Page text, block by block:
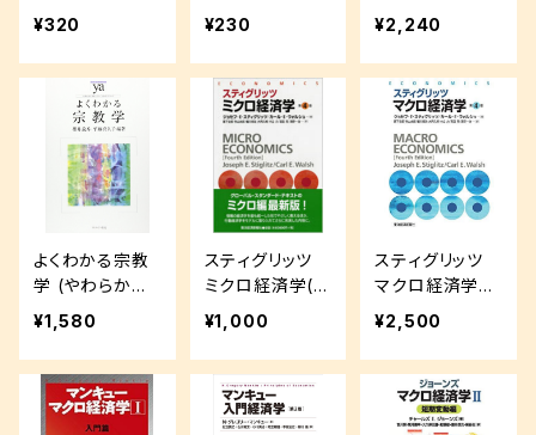
¥320
¥230
¥2,240
よくわかる宗教
学 (やわらかア
カデミズム・〈わ
かる〉シリーズ)
¥1,580
スティグリッツ
ミクロ経済学(第
4版)
¥1,000
スティグリッツ
マクロ経済学
(第4版)
¥2,500